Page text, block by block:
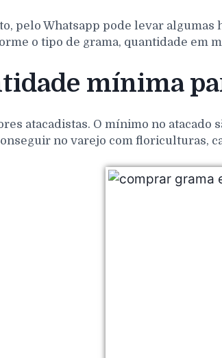
pelo Whatsapp pode levar
o tipo de grama, quantidade em
mínima
atacadistas. O mínimo no atacado
no varejo com floriculturas,